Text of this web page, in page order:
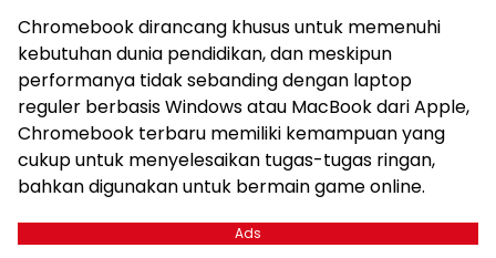
Chromebook dirancang khusus untuk memenuhi
kebutuhan dunia pendidikan, dan meskipun
performanya tidak sebanding dengan laptop
reguler berbasis Windows atau MacBook dari Apple,
Chromebook terbaru memiliki kemampuan yang
cukup untuk menyelesaikan tugas-tugas ringan,
bahkan digunakan untuk bermain game online.
Ads